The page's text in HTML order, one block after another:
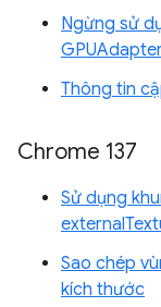
Ngừng sử
Thông tin
Chrome 137
Sử dụng
Sao chép
kích thước